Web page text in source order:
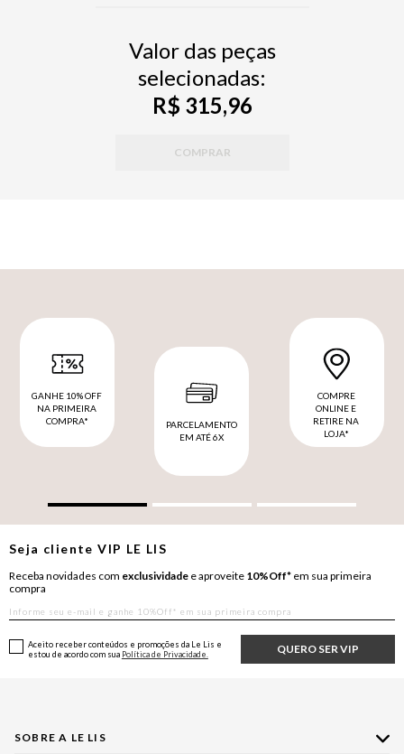
Valor das peças
selecionadas:
R$ 315,96
COMPRAR
GANHE 10% OFF
NA PRIMEIRA
COMPRA*
PARCELAMENTO
EM ATÉ 6X
COMPRE
ONLINE E
RETIRE NA
LOJA*
Seja clienteVIP LE LIS
Receba novidades com exclusividade e aproveite 10%Off* em sua primeira
compra
QUERO SER VIP
Aceito receber conteúdos e promoções da Le Lis e
estou de acordo com sua Política de Privacidade.
SOBRE A LE LIS